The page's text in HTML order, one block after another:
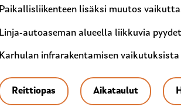
Paikallisliikenteen lisäksi muutos
Linja-autoaseman alueella liikkuvia
Karhulan infrarakentamisen
Reittiopas Aikataulut